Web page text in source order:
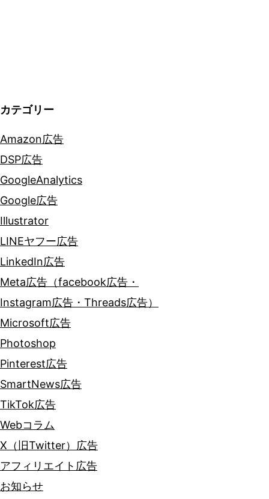
カテゴリー
Amazon広告
DSP広告
GoogleAnalytics
Google広告
Illustrator
LINEヤフー広告
LinkedIn広告
Meta広告（facebook広告・
Instagram広告・Threads広告）
Microsoft広告
Photoshop
Pinterest広告
SmartNews広告
TikTok広告
Webコラム
X（旧Twitter）広告
アフィリエイト広告
お知らせ